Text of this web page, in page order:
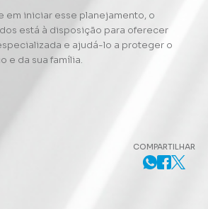
em iniciar esse planejamento, o
está à disposição para oferecer
e ajudá-lo a proteger o
e da sua família.
COMPARTILHAR